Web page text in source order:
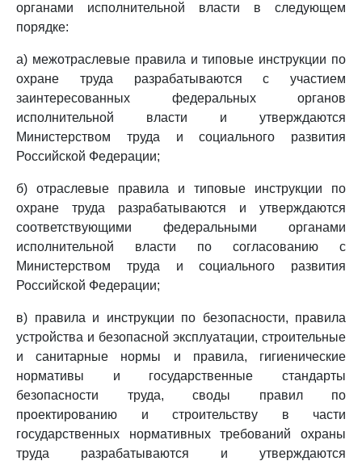
органами исполнительной власти в следующем
порядке:
а) межотраслевые правила и типовые инструкции по
охране труда разрабатываются с участием
заинтересованных федеральных органов
исполнительной власти и утверждаются
Министерством труда и социального развития
Российской Федерации;
б) отраслевые правила и типовые инструкции по
охране труда разрабатываются и утверждаются
соответствующими федеральными органами
исполнительной власти по согласованию с
Министерством труда и социального развития
Российской Федерации;
в) правила и инструкции по безопасности, правила
устройства и безопасной эксплуатации, строительные
и санитарные нормы и правила, гигиенические
нормативы и государственные стандарты
безопасности труда, своды правил по
проектированию и строительству в части
государственных нормативных требований охраны
труда разрабатываются и утверждаются